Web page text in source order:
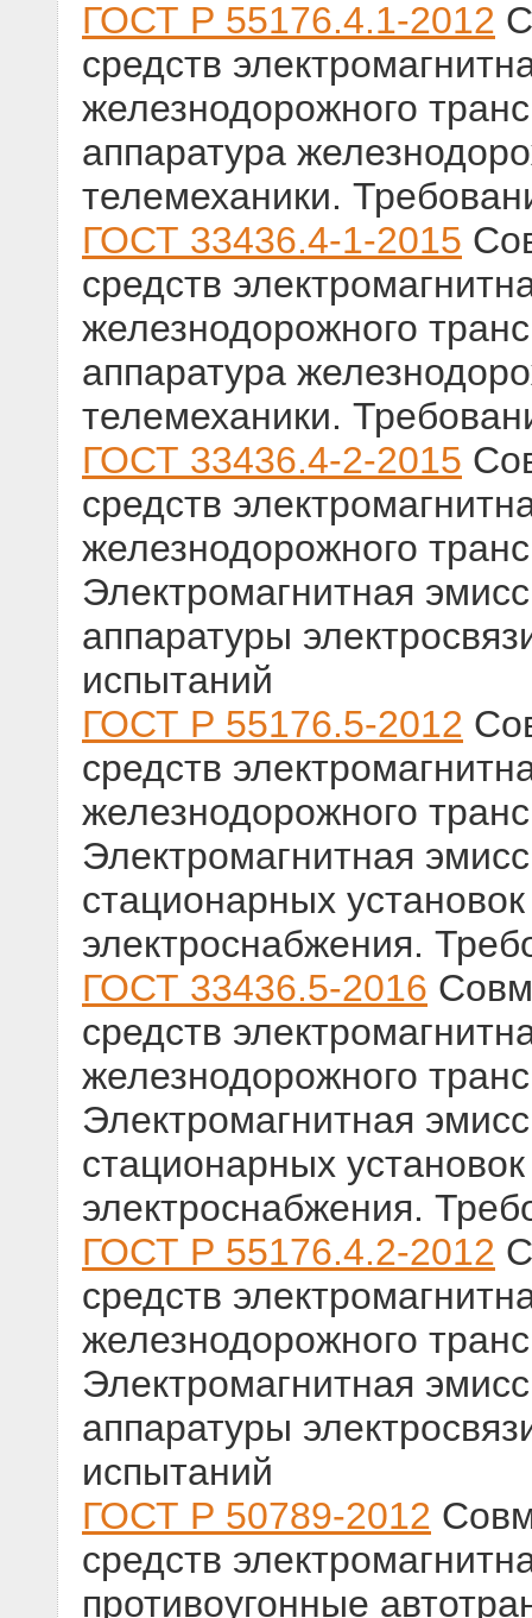
ГОСТ Р 55176.4.1-2012
средств
железнодорожного
аппаратура
телемеханики.
ГОСТ 33436.4-1-2015
средств
железнодорожного
аппаратура
телемеханики.
ГОСТ 33436.4-2-2015
средств
железнодорожного
Электромагнитная
аппаратуры
испытаний
ГОСТ Р 55176.5-2012
средств
железнодорожного
Электромагнитная
стационарных
электроснабжения.
ГОСТ 33436.5-2016
средств
железнодорожного
Электромагнитная
стационарных
электроснабжения.
ГОСТ Р 55176.4.2-2012
средств
железнодорожного
Электромагнитная
аппаратуры
испытаний
ГОСТ Р 50789-2012
средств
противоугонные